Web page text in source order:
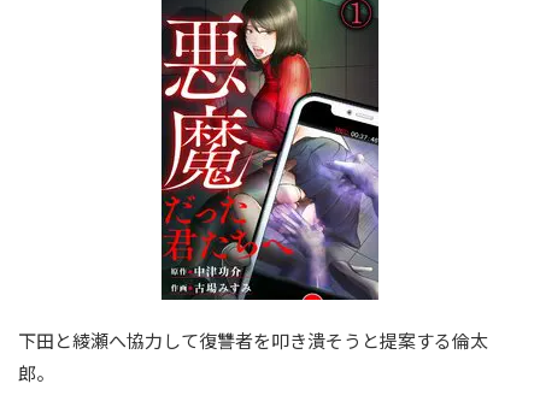
下田と綾瀬へ協力して復讐者を叩き潰そうと提案する倫太
郎。